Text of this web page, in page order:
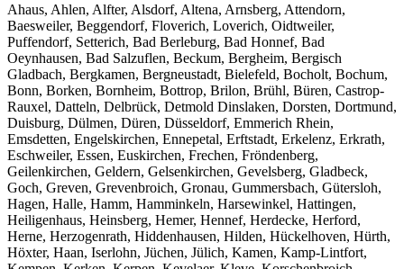
Ahaus, Ahlen, Alfter, Alsdorf, Altena, Arnsberg, Attendorn,
Baesweiler, Beggendorf, Floverich, Loverich, Oidtweiler,
Puffendorf, Setterich, Bad Berleburg, Bad Honnef, Bad
Oeynhausen, Bad Salzuflen, Beckum, Bergheim, Bergisch
Gladbach, Bergkamen, Bergneustadt, Bielefeld, Bocholt, Bochum,
Bonn, Borken, Bornheim, Bottrop, Brilon, Brühl, Büren, Castrop-
Rauxel, Datteln, Delbrück, Detmold Dinslaken, Dorsten, Dortmund,
Duisburg, Dülmen, Düren, Düsseldorf, Emmerich Rhein,
Emsdetten, Engelskirchen, Ennepetal, Erftstadt, Erkelenz, Erkrath,
Eschweiler, Essen, Euskirchen, Frechen, Fröndenberg,
Geilenkirchen, Geldern, Gelsenkirchen, Gevelsberg, Gladbeck,
Goch, Greven, Grevenbroich, Gronau, Gummersbach, Gütersloh,
Hagen, Halle, Hamm, Hamminkeln, Harsewinkel, Hattingen,
Heiligenhaus, Heinsberg, Hemer, Hennef, Herdecke, Herford,
Herne, Herzogenrath, Hiddenhausen, Hilden, Hückelhoven, Hürth,
Höxter, Haan, Iserlohn, Jüchen, Jülich, Kamen, Kamp-Lintfort,